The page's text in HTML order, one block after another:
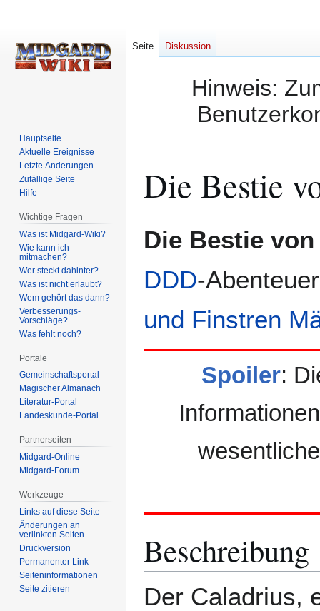
Hinweis:
Die Bestie
Navigation
Suche
Die Bestie
DDD-
und Finstren
Spoiler:
Beschreibung
Der Caladrius,
Seite Diskussion
Hauptseite
Aktuelle Ereignisse
Letzte Änderungen
Zufällige Seite
Hilfe
Wichtige Fragen
Was ist Midgard-Wiki?
Wie kann ich
mitmachen?
Wer steckt dahinter?
Was ist nicht erlaubt?
Wem gehört das dann?
Verbesserungs-
Vorschläge?
Was fehlt noch?
Portale
Gemeinschafts­portal
Magischer Almanach
Literatur-Portal
Landeskunde-Portal
Partnerseiten
Midgard-Online
Midgard-Forum
Werkzeuge
Links auf diese Seite
Änderungen an
verlinkten Seiten
Druckversion
Permanenter Link
Seiten­­informationen
Seite zitieren